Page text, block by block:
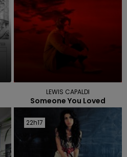
LEWIS CAPALDI
Someone You Loved
22h17
22h17